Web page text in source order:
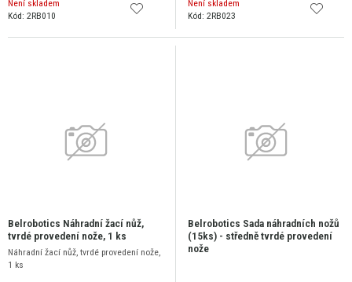
Není skladem
Kód: 2RB010
Není skladem
Kód: 2RB023
Belrobotics Náhradní žací nůž,
tvrdé provedení nože, 1 ks
Náhradní žací nůž, tvrdé provedení nože,
1 ks
Belrobotics Sada náhradních nožů
(15ks) - středně tvrdé provedení
nože